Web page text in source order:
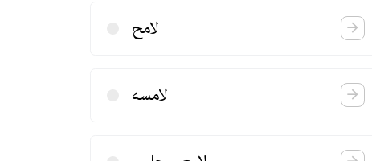
لامح
لامسه